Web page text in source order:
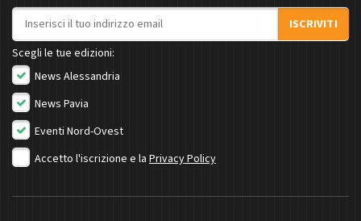
Indirizzo email
ISCRIVITI
Scegli le tue edizioni:
News Alessandria
News Pavia
Eventi Nord-Ovest
Accetto l'iscrizione e la Privacy Policy